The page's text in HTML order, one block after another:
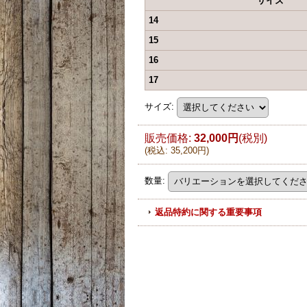
14
15
16
17
サイズ:
販売価格: 32,000円 (税別)
(税込: 35,200円)
数量:
返品特約に関する重要事項